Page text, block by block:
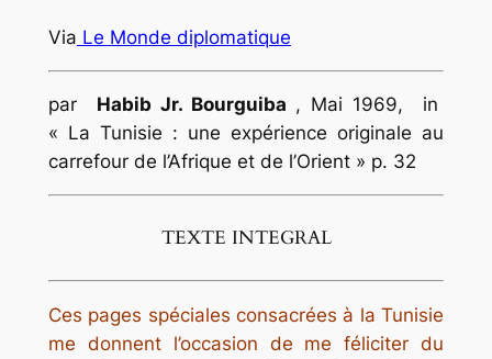
Via Le Monde diplomatique
par Habib Jr. Bourguiba , Mai 1969, in
« La Tunisie : une expérience originale au
carrefour de l’Afrique et de l’Orient » p. 32
TEXTE INTEGRAL
Ces pages spéciales consacrées à la Tunisie
me donnent l’occasion de me féliciter du